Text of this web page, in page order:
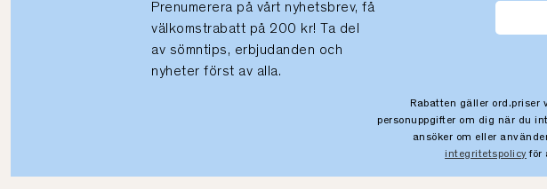
Prenumerera på vårt nyhetsbrev, få
välkomstrabatt på 200 kr! Ta del
av sömntips, erbjudanden och
nyheter först av alla.
Rabatten gäller ord.priser
personuppgifter om dig när du
ansöker om eller
integritetspolicy för